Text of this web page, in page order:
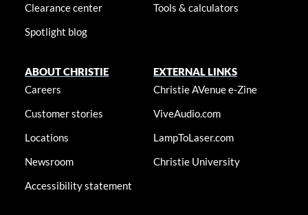
Clearance center
Spotlight blog
Tools & calculators
ABOUT CHRISTIE
Careers
Customer stories
Locations
Newsroom
Accessibility statement
EXTERNAL LINKS
Christie AVenue e-Zine
ViveAudio.com
LampToLaser.com
Christie University